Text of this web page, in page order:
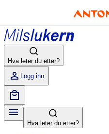
Hva leter du etter?
Logg inn
Hva leter du etter?